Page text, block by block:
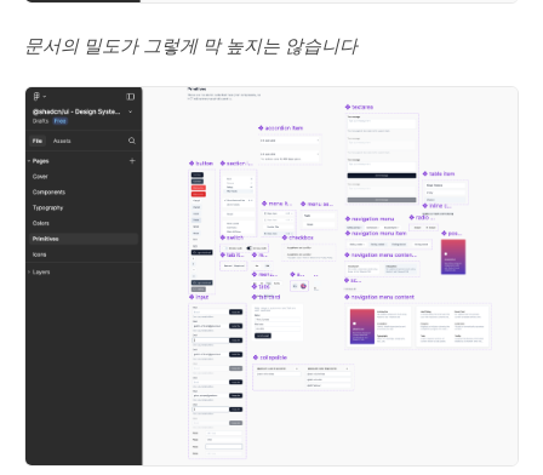
문서의 밀도가 그렇게 막 높지는 않습니다